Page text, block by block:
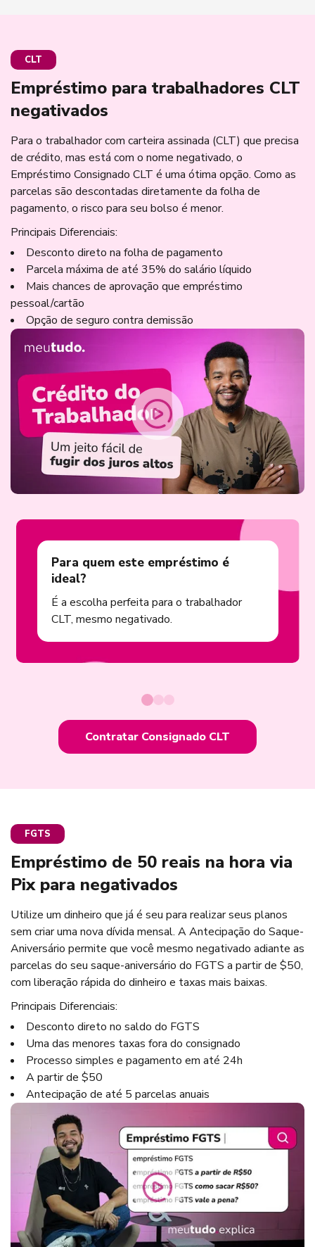
CLT
Empréstimo para trabalhadores CLT
negativados
Para o trabalhador com carteira assinada (CLT) que precisa
de crédito, mas está com o nome negativado, o
Empréstimo Consignado CLT é uma ótima opção. Como as
parcelas são descontadas diretamente da folha de
pagamento, o risco para seu bolso é menor.
Principais Diferenciais:
Desconto direto na folha de pagamento
Parcela máxima de até 35% do salário líquido
Mais chances de aprovação que empréstimo
pessoal/cartão
Opção de seguro contra demissão
Para quem este empréstimo é
ideal?
É a escolha perfeita para o trabalhador
CLT, mesmo negativado.
Contratar Consignado CLT
FGTS
Empréstimo de 50 reais na hora via
Pix para negativados
Utilize um dinheiro que já é seu para realizar seus planos
sem criar uma nova dívida mensal. A Antecipação do Saque-
Aniversário permite que você mesmo negativado adiante as
parcelas do seu saque-aniversário do FGTS a partir de $50,
com liberação rápida do dinheiro e taxas mais baixas.
Principais Diferenciais:
Desconto direto no saldo do FGTS
Uma das menores taxas fora do consignado
Processo simples e pagamento em até 24h
A partir de $50
Antecipação de até 5 parcelas anuais